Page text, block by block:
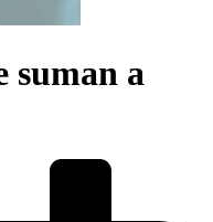
suman a